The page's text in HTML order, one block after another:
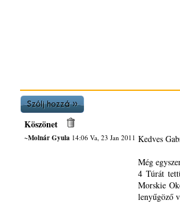
Köszönet
~Molnár Gyula14:06 Va, 23 Jan 2011 Kedves
Még
4 Túrát
Morskie
lenyűgöző